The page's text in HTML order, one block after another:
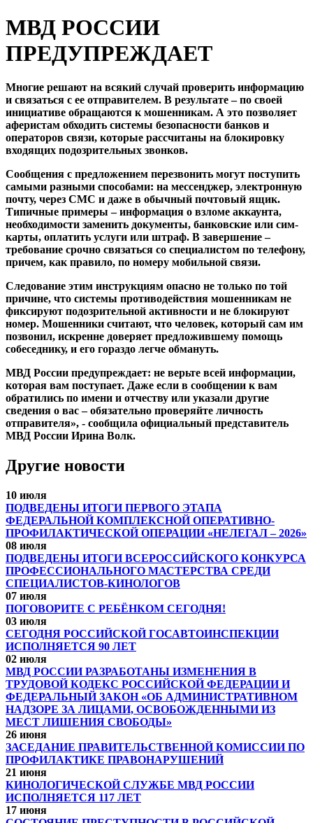
МВД РОССИИ
ПРЕДУПРЕЖДАЕТ
Многие решают на всякий случай проверить информацию
и связаться с ее отправителем. В результате – по своей
инициативе обращаются к мошенникам. А это позволяет
аферистам обходить системы безопасности банков и
операторов связи, которые рассчитаны на блокировку
входящих подозрительных звонков.
Сообщения с предложением перезвонить могут поступить
самыми разными способами: на мессенджер, электронную
почту, через СМС и даже в обычный почтовый ящик.
Типичные примеры – информация о взломе аккаунта,
необходимости заменить документы, банковские или сим-
карты, оплатить услуги или штраф. В завершение –
требование срочно связаться со специалистом по телефону,
причем, как правило, по номеру мобильной связи.
Следование этим инструкциям опасно не только по той
причине, что системы противодействия мошенникам не
фиксируют подозрительной активности и не блокируют
номер. Мошенники считают, что человек, который сам им
позвонил, искренне доверяет предложившему помощь
собеседнику, и его гораздо легче обмануть.
МВД России предупреждает: не верьте всей информации,
которая вам поступает. Даже если в сообщении к вам
обратились по имени и отчеству или указали другие
сведения о вас – обязательно проверяйте личность
отправителя», - сообщила официальный представитель
МВД России Ирина Волк.
Другие новости
10 июля
ПОДВЕДЕНЫ ИТОГИ ПЕРВОГО ЭТАПА
ФЕДЕРАЛЬНОЙ КОМПЛЕКСНОЙ ОПЕРАТИВНО-
ПРОФИЛАКТИЧЕСКОЙ ОПЕРАЦИИ «НЕЛЕГАЛ – 2026»
08 июля
ПОДВЕДЕНЫ ИТОГИ ВСЕРОССИЙСКОГО КОНКУРСА
ПРОФЕССИОНАЛЬНОГО МАСТЕРСТВА СРЕДИ
СПЕЦИАЛИСТОВ-КИНОЛОГОВ
07 июля
ПОГОВОРИТЕ С РЕБЁНКОМ СЕГОДНЯ!
03 июля
СЕГОДНЯ РОССИЙСКОЙ ГОСАВТОИНСПЕКЦИИ
ИСПОЛНЯЕТСЯ 90 ЛЕТ
02 июля
МВД РОССИИ РАЗРАБОТАНЫ ИЗМЕНЕНИЯ В
ТРУДОВОЙ КОДЕКС РОССИЙСКОЙ ФЕДЕРАЦИИ И
ФЕДЕРАЛЬНЫЙ ЗАКОН «ОБ АДМИНИСТРАТИВНОМ
НАДЗОРЕ ЗА ЛИЦАМИ, ОСВОБОЖДЕННЫМИ ИЗ
МЕСТ ЛИШЕНИЯ СВОБОДЫ»
26 июня
ЗАСЕДАНИЕ ПРАВИТЕЛЬСТВЕННОЙ КОМИССИИ ПО
ПРОФИЛАКТИКЕ ПРАВОНАРУШЕНИЙ
21 июня
КИНОЛОГИЧЕСКОЙ СЛУЖБЕ МВД РОССИИ
ИСПОЛНЯЕТСЯ 117 ЛЕТ
17 июня